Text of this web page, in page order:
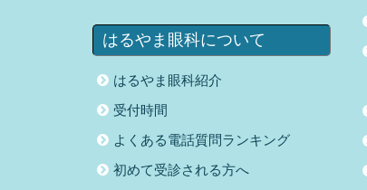
はるやま眼科について
はるやま眼科紹介
受付時間
よくある電話質問ランキング
初めて受診される方へ